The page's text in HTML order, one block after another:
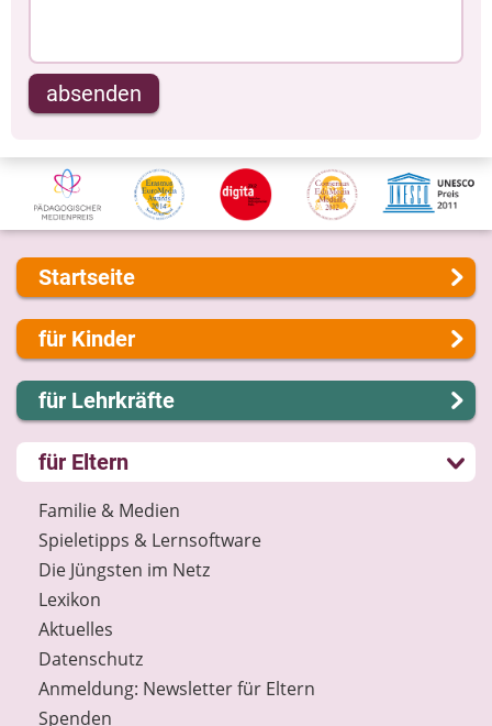
absenden
Startseite
Über uns
Presse
Kontakt
Impressum
Internet-ABC Sitemap
Barrierefreiheit
Länderprojekte
für Kinder
Lernen und Schule
Hobby und Freizeit
Spiel und Spaß
Mitreden und Mitmachen
Lexikon
Datenschutz
Newsletter
für Lehrkräfte
Lernmodule
Unterrichts­materialien
Internet-ABC-Schule
Praxishilfen
Aktuelles
Materialbestellung
Lexikon
Datenschutz
Newsletter
Spenden
für Eltern
Familie & Medien
Spieletipps & Lernsoftware
Die Jüngsten im Netz
Lexikon
Aktuelles
Datenschutz
Anmeldung: Newsletter für Eltern
Spenden